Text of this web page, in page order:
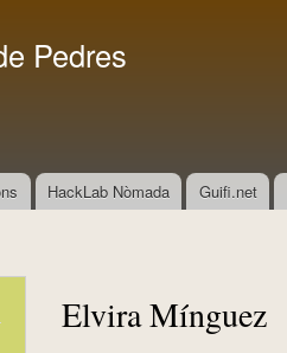
Pedres
HackLab Nòmada Guifi.net
Elvira Mínguez